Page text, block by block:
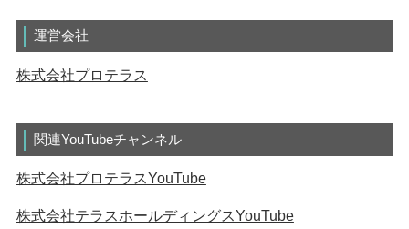
運営会社
株式会社プロテラス
関連YouTubeチャンネル
株式会社プロテラスYouTube
株式会社テラスホールディングスYouTube